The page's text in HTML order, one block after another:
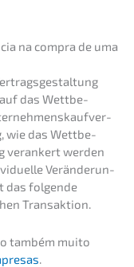
na compra de uma
das Wettbe­
wie das Wettbe­
veran­kert werden
Verän­de­run­
das folgen­de
Transaktion.
também muito
.